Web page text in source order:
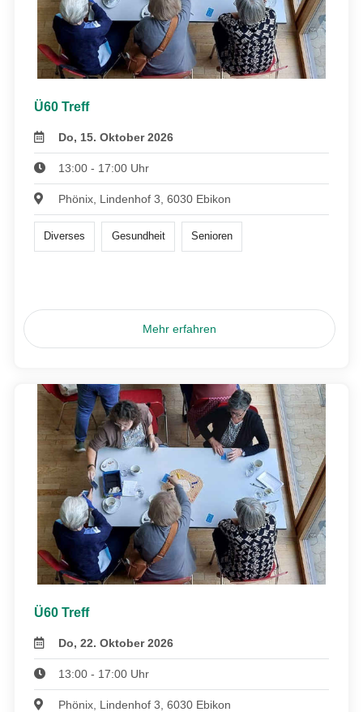
Ü60 Treff
Do, 15. Oktober 2026
13:00 - 17:00 Uhr
Phönix, Lindenhof 3, 6030 Ebikon
Diverses Gesundheit Senioren
Mehr erfahren
Ü60 Treff
Do, 22. Oktober 2026
13:00 - 17:00 Uhr
Phönix, Lindenhof 3, 6030 Ebikon